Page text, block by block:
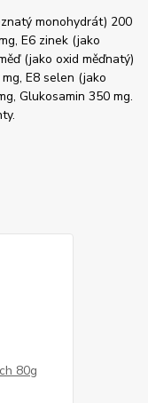
monohydrát) 200
E6 zinek (jako
(jako oxid měďnatý)
E8 selen (jako
Glukosamin 350 mg.